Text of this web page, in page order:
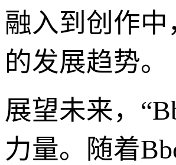
融入到创作中
的发展趋势。
展望未来，
力量。随着